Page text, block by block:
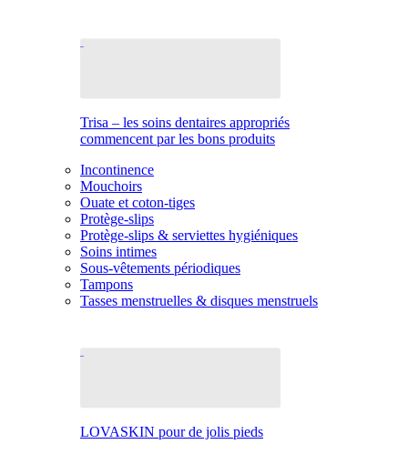
Trisa – les soins dentaires appropriés
commencent par les bons produits
Incontinence
Mouchoirs
Ouate et coton-tiges
Protège-slips
Protège-slips & serviettes hygiéniques
Soins intimes
Sous-vêtements périodiques
Tampons
Tasses menstruelles & disques menstruels
LOVASKIN pour de jolis pieds